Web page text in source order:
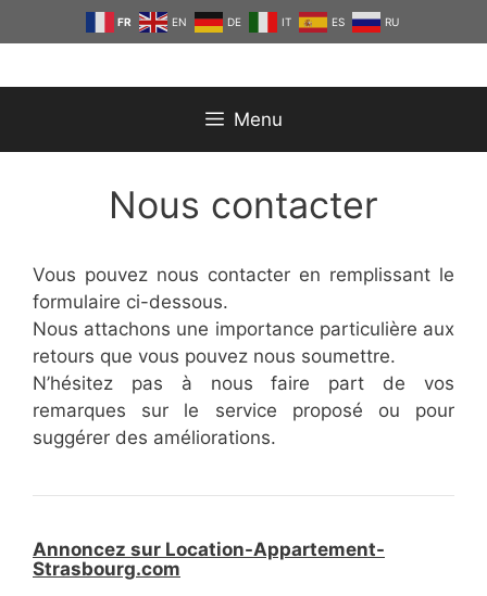
au
FR EN DE IT ES RU
Menu
Nous contacter
Vous pouvez nous contacter en remplissant le
formulaire ci-dessous.
Nous attachons une importance particulière aux
retours que vous pouvez nous soumettre.
N’hésitez pas à nous faire part de vos
remarques sur le service proposé ou pour
suggérer des améliorations.
Annoncez sur Location-Appartement-
Strasbourg.com